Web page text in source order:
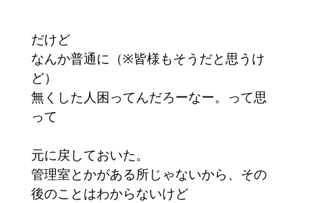
だけど
なんか普通に（※皆様もそうだと思うけ
ど）
無くした人困ってんだろーなー。って思
って
元に戻しておいた。
管理室とかがある所じゃないから、その
後のことはわからないけど